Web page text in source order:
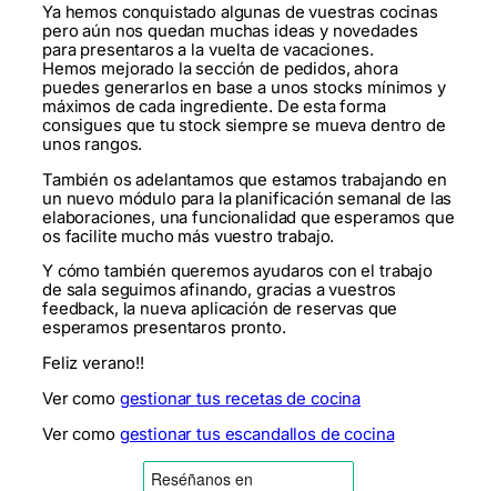
Ya hemos conquistado algunas de vuestras cocinas
pero aún nos quedan muchas ideas y novedades
para presentaros a la vuelta de vacaciones.
Hemos mejorado la sección de pedidos, ahora
puedes generarlos en base a unos stocks mínimos y
máximos de cada ingrediente. De esta forma
consigues que tu stock siempre se mueva dentro de
unos rangos.
También os adelantamos que estamos trabajando en
un nuevo módulo para la planificación semanal de las
elaboraciones, una funcionalidad que esperamos que
os facilite mucho más vuestro trabajo.
Y cómo también queremos ayudaros con el trabajo
de sala seguimos afinando, gracias a vuestros
feedback, la nueva aplicación de reservas que
esperamos presentaros pronto.
Feliz verano!!
Ver como gestionar tus recetas de cocina
Ver como gestionar tus escandallos de cocina